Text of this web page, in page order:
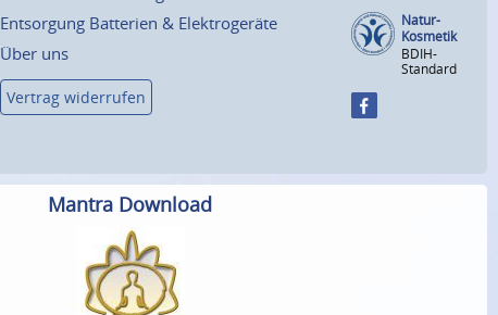
Entsorgung Batterien & Elektrogeräte
Über uns
Vertrag widerrufen
Natur-
Kosmetik
BDIH-
Standard
Mantra Download